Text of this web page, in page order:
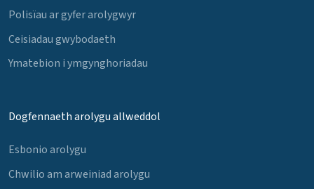
Polisïau ar gyfer arolygwyr
Ceisiadau gwybodaeth
Ymatebion i ymgynghoriadau
Dogfennaeth arolygu allweddol
Esbonio arolygu
Chwilio am arweiniad arolygu